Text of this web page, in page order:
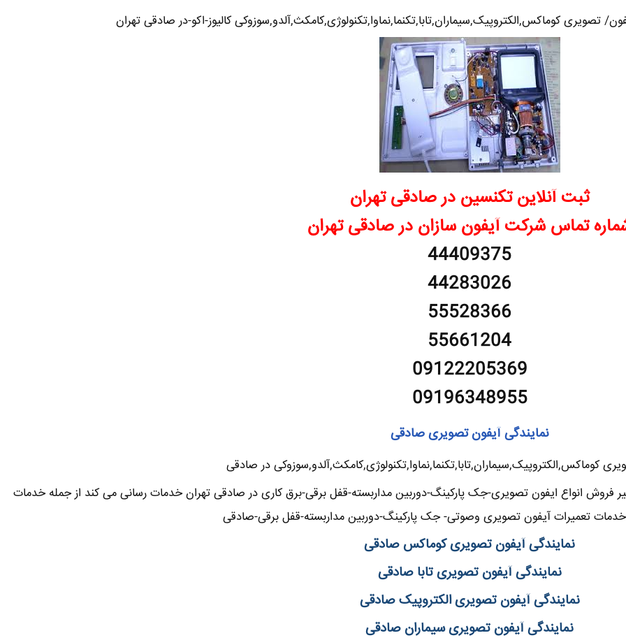
تصویری کوماکس,الکتروپیک,سیماران,تابا,تکنما,نماوا,تکنولوژی,کامکث,آلدو,سوزوکی کالیوز-اکو-در صادقی تهران
ثبت آنلاین تکنسین در صادقی تهران
تماس شرکت آیفون سازان در صادقی تهران
44409375
44283026
55528366
55661204
09122205369
09196348955
نمایندگی آیفون تصویری صادقی
کوماکس,الکتروپیک,سیماران,تابا,تکنما,نماوا,تکنولوژی,کامکث,آلدو,سوزوکی در صادقی
انواع ایفون تصویری-جک پارکینگ-دوربین مداربسته-قفل برقی-برق کاری در صادقی تهران خدمات رسانی می کند از جمله خدمات
تعمیرات آیفون تصویری وصوتی- جک پارکینگ-دوربین مداربسته-قفل برقی-صادقی
نمایندگی آیفون تصویری کوماکس صادقی
نمایندگی آیفون تصویری تابا صادقی
نمایندگی آیفون تصویری الکتروپیک صادقی
نمایندگی آیفون تصویری سیماران صادقی